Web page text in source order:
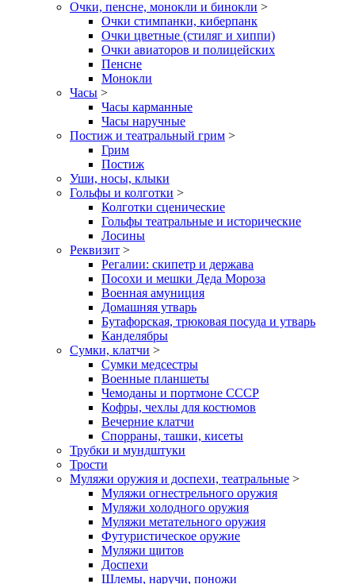
Очки, пенсне, монокли и бинокли >
Очки стимпанки, киберпанк
Очки цветные (стиляг и хиппи)
Очки авиаторов и полицейских
Пенсне
Монокли
Часы >
Часы карманные
Часы наручные
Постиж и театральный грим >
Грим
Постиж
Уши, носы, клыки
Гольфы и колготки >
Колготки сценические
Гольфы театральные и исторические
Лосины
Реквизит >
Регалии: скипетр и держава
Посохи и мешки Деда Мороза
Военная амуниция
Домашняя утварь
Бутафорская, трюковая посуда и утварь
Канделябры
Сумки, клатчи >
Сумки медсестры
Военные планшеты
Чемоданы и портмоне СССР
Кофры, чехлы для костюмов
Вечерние клатчи
Спорраны, ташки, кисеты
Трубки и мундштуки
Трости
Муляжи оружия и доспехи, театральные >
Муляжи огнестрельного оружия
Муляжи холодного оружия
Муляжи метательного оружия
Футуристическое оружие
Муляжи щитов
Доспехи
Шлемы, наручи, поножи